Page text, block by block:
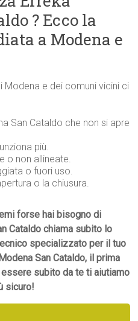
? Ecco la
a Modena e
Modena e dei comuni vicini ci
San Cataldo che non si apre
più.
o non allineate.
o fuori uso.
o la chiusura.
forse hai bisogno di
Cataldo chiama subito lo
specializzato per il tuo
San Cataldo, il prima
subito da te ti aiutiamo
sicuro!